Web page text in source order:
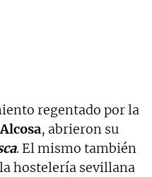
regentado por la
, abrieron su
. El mismo también
hostelería sevillana